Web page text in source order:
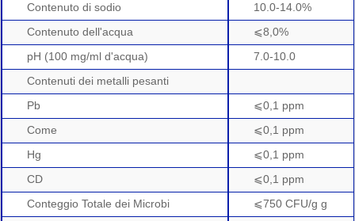
Contenuto di sodio
10.0-14.0%
Contenuto dell'acqua
⩽8,0%
pH (100 mg/ml d'acqua)
7.0-10.0
Contenuti dei metalli pesanti
Pb
⩽0,1 ppm
Come
⩽0,1 ppm
Hg
⩽0,1 ppm
CD
⩽0,1 ppm
Conteggio Totale dei Microbi
⩽750 CFU/g g